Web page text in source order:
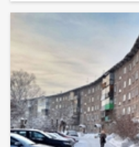
мебель остаётся новым
экономит бюджет на
начать обживаться. Для
идеальная логистика:
— №207, №63 и №128,
подходящее учреждение
собственник. Документы
просмотр Назовите при
542619 Номер объекта: